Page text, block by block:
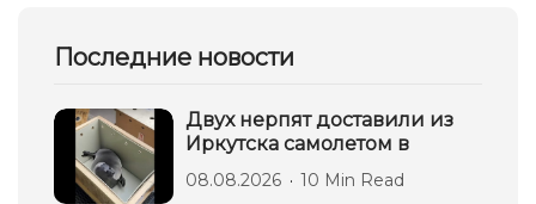
Последние новости
Двух нерпят доставили из
Иркутска самолетом в
08.08.2026 10 Min Read